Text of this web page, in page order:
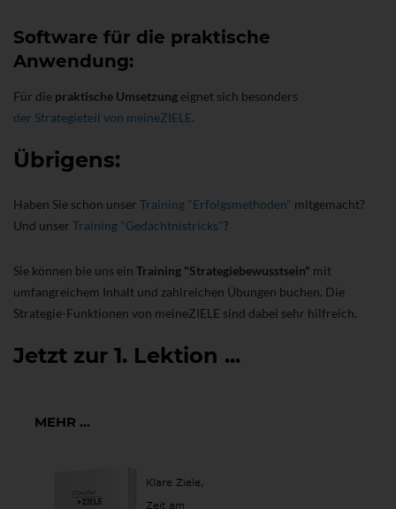
Software für die praktische
Anwendung:
Für die praktische Umsetzung eignet sich besonders
der Strategieteil von meineZIELE.
Übrigens:
Haben Sie schon unser Training "Erfolgsmethoden" mitgemacht?
Und unser Training "Gedächtnistricks"?
Sie können bie uns ein Training "Strategiebewusstsein" mit
umfangreichem Inhalt und zahlreichen Übungen buchen. Die
Strategie-Funktionen von meineZIELE sind dabei sehr hilfreich.
Jetzt zur 1. Lektion ...
MEHR ...